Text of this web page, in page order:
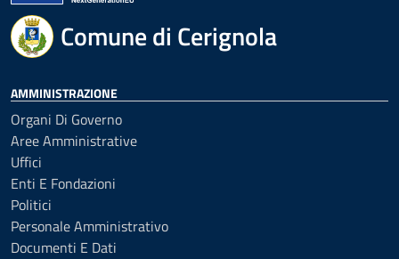
Comune di Cerignola
AMMINISTRAZIONE
Organi Di Governo
Aree Amministrative
Uffici
Enti E Fondazioni
Politici
Personale Amministrativo
Documenti E Dati